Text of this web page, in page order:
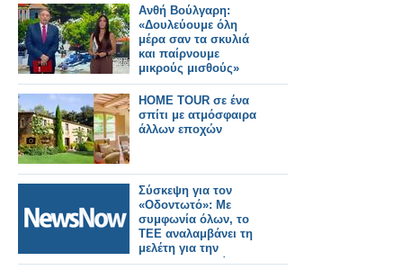
Ανθή Βούλγαρη:
«Δουλεύουμε όλη
μέρα σαν τα σκυλιά
και παίρνουμε
μικρούς μισθούς»
HOME TOUR σε ένα
σπίτι με ατμόσφαιρα
άλλων εποχών
Σύσκεψη για τον
«Οδοντωτό»: Με
συμφωνία όλων, το
ΤΕΕ αναλαμβάνει τη
μελέτη για την
επαναλειτουργία του.